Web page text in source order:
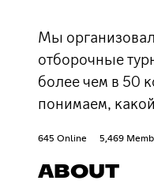
Мы
отборочные
более чем в 50
понимаем,
645 Online 5,469
ABOUT